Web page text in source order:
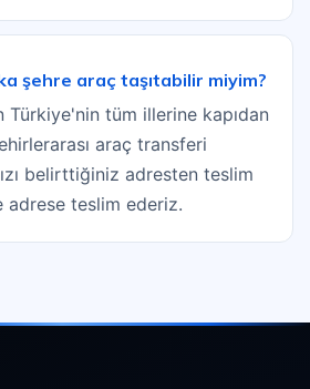
şehre araç taşıtabilir miyim?
Türkiye'nin tüm illerine kapıdan
araç transferi
belirttiğiniz adresten teslim
adrese teslim ederiz.